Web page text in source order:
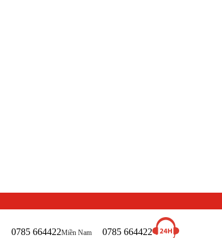
0785 664422Miền Nam 0785 664422